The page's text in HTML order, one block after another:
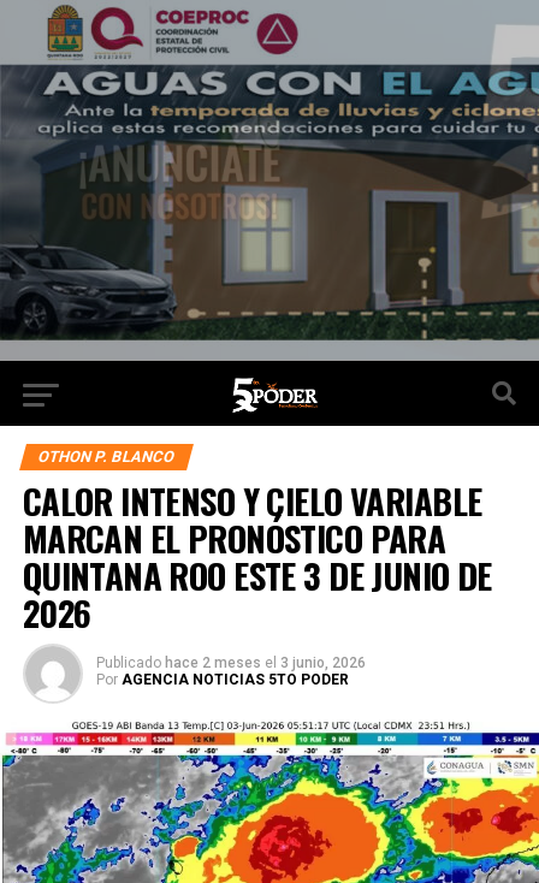
OTHON P. BLANCO
CALOR INTENSO Y CIELO VARIABLE
MARCAN EL PRONÓSTICO PARA
QUINTANA ROO ESTE 3 DE JUNIO DE
2026
Publicado hace 2 meses el 3 junio, 2026
Por AGENCIA NOTICIAS 5TO PODER